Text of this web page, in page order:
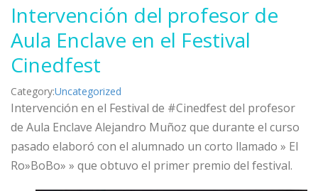
Intervención del profesor de
Aula Enclave en el Festival
Cinedfest
Category:Uncategorized
Intervención en el Festival de #Cinedfest del profesor
de Aula Enclave Alejandro Muñoz que durante el curso
pasado elaboró con el alumnado un corto llamado » El
Ro»BoBo» » que obtuvo el primer premio del festival.